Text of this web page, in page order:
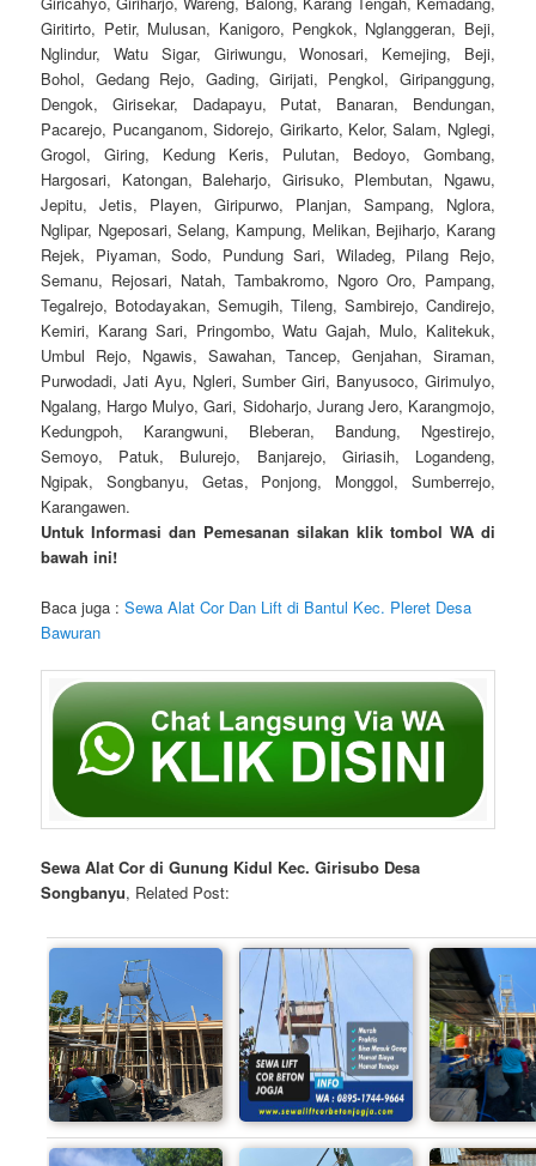
Giritirto, Petir, Mulusan, Kanigoro, Pengkok, Nglanggeran, Beji,
Nglindur, Watu Sigar, Giriwungu, Wonosari, Kemejing, Beji,
Bohol, Gedang Rejo, Gading, Girijati, Pengkol, Giripanggung,
Dengok, Girisekar, Dadapayu, Putat, Banaran, Bendungan,
Pacarejo, Pucanganom, Sidorejo, Girikarto, Kelor, Salam, Nglegi,
Grogol, Giring, Kedung Keris, Pulutan, Bedoyo, Gombang,
Hargosari, Katongan, Baleharjo, Girisuko, Plembutan, Ngawu,
Jepitu, Jetis, Playen, Giripurwo, Planjan, Sampang, Nglora,
Nglipar, Ngeposari, Selang, Kampung, Melikan, Bejiharjo, Karang
Rejek, Piyaman, Sodo, Pundung Sari, Wiladeg, Pilang Rejo,
Semanu, Rejosari, Natah, Tambakromo, Ngoro Oro, Pampang,
Tegalrejo, Botodayakan, Semugih, Tileng, Sambirejo, Candirejo,
Kemiri, Karang Sari, Pringombo, Watu Gajah, Mulo, Kalitekuk,
Umbul Rejo, Ngawis, Sawahan, Tancep, Genjahan, Siraman,
Purwodadi, Jati Ayu, Ngleri, Sumber Giri, Banyusoco, Girimulyo,
Ngalang, Hargo Mulyo, Gari, Sidoharjo, Jurang Jero, Karangmojo,
Kedungpoh, Karangwuni, Bleberan, Bandung, Ngestirejo,
Semoyo, Patuk, Bulurejo, Banjarejo, Giriasih, Logandeng,
Ngipak, Songbanyu, Getas, Ponjong, Monggol, Sumberrejo,
Karangawen.
Untuk Informasi dan Pemesanan silakan klik tombol WA di
bawah ini!
Baca juga :Sewa Alat Cor Dan Lift di Bantul Kec. Pleret Desa
Bawuran
Sewa Alat Cor di Gunung Kidul Kec. Girisubo Desa
Songbanyu, Related Post: